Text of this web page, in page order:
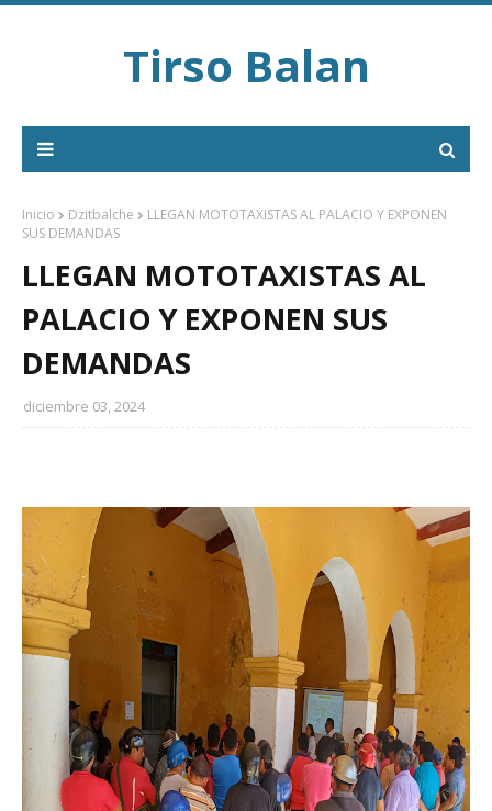
Tirso Balan
Inicio Dzitbalche
LLEGAN MOTOTAXISTAS AL PALACIO Y EXPONEN
SUS DEMANDAS
LLEGAN MOTOTAXISTAS AL
PALACIO Y EXPONEN SUS
DEMANDAS
diciembre 03, 2024